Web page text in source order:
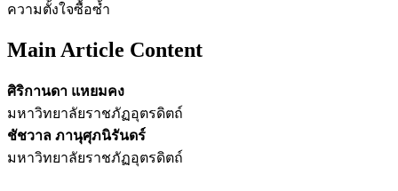
ความตั้งใจซื้อซ้ำ
Main Article Content
ศิริกานดา แหยมคง
มหาวิทยาลัยราชภัฏอุตรดิตถ์
ชัชวาล ภานุศุภนิรันดร์
มหาวิทยาลัยราชภัฏอุตรดิตถ์